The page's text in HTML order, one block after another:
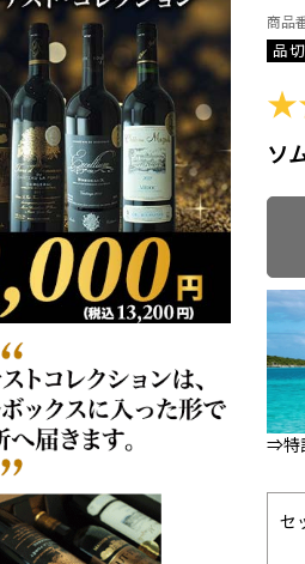
商品
品切
★
ソ
⇒特
セ